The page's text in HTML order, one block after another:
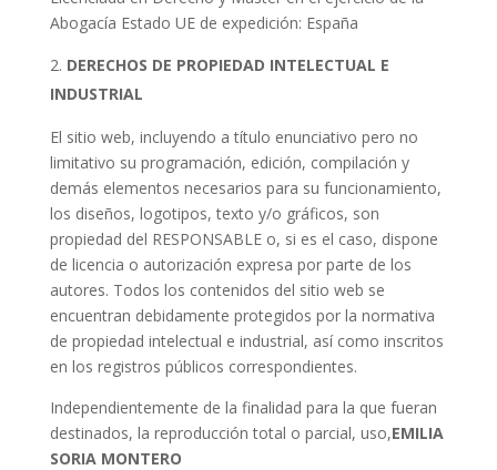
Abogacía Estado UE de expedición: España
DERECHOS DE PROPIEDAD INTELECTUAL E
INDUSTRIAL
El sitio web, incluyendo a título enunciativo pero no
limitativo su programación, edición, compilación y
demás elementos necesarios para su funcionamiento,
los diseños, logotipos, texto y/o gráficos, son
propiedad del RESPONSABLE o, si es el caso, dispone
de licencia o autorización expresa por parte de los
autores. Todos los contenidos del sitio web se
encuentran debidamente protegidos por la normativa
de propiedad intelectual e industrial, así como inscritos
en los registros públicos correspondientes.
Independientemente de la finalidad para la que fueran
destinados, la reproducción total o parcial, uso,EMILIA
SORIA MONTERO